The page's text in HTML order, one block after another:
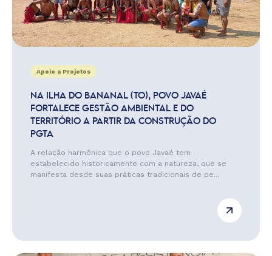
Apoio a Projetos
NA ILHA DO BANANAL (TO), POVO JAVAÉ
FORTALECE GESTÃO AMBIENTAL E DO
TERRITÓRIO A PARTIR DA CONSTRUÇÃO DO
PGTA
A relação harmônica que o povo Javaé tem
estabelecido historicamente com a natureza, que se
manifesta desde suas práticas tradicionais de pe...